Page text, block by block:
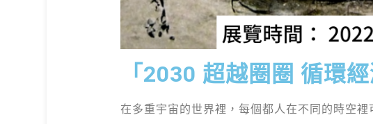
「2030 超越圈圈 循環
在多重宇宙的世界裡，每個都人在不同的時空